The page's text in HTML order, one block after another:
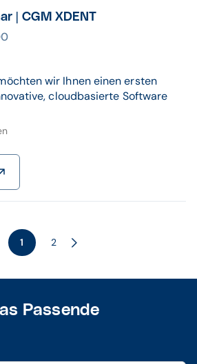
| CGM XDENT
wir Ihnen einen ersten
cloudbasierte Software
1 2
Passende